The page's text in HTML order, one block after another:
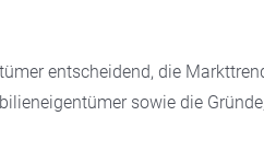
entscheidend, die
sowie die